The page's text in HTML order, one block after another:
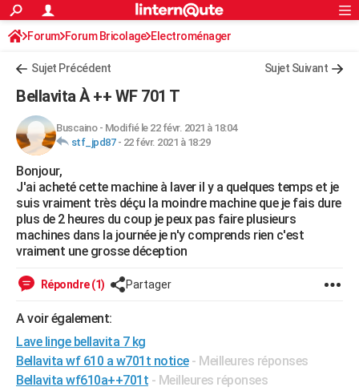
ACTUALITÉS
Politique
Société
Faits Divers
Education
Monde
Villes
+
FINANCE
Retraite
Impôts
Epargne
Immobilier
Risques naturels par ville
Banque
Assurance
Crédit
AUTO
Essais
Réserver un essai
Citadines
Berlines
SUV
Forum auto
+HIGH-TECH
Mobiles
Meilleur smartphone
Internet
Ordinateurs
Jeux vidéo
Guide high-tech
+BRICOLAGE
Forum
Aménagement intérieur
Extérieur
Cuisine
Salle de bains
Jardinage
Rangement
WEEK-END
Guides de France
Escapades
Patrimoine
Expositions
Musées
Week-end nature
LIFESTYLE
SANTE
Alimentation
Guide de la santé
Maladies
Médicaments
Sommeil
VOYAGE
Destinations
City break
Voyage nature
Voyage de noces
Forum
Climat
+PHOTO
S'inscrire
Connexion
Forum Forum Bricolage Electroménager
Sujet Précédent Sujet Suivant
Bellavita À ++ WF 701 T
Buscaino- Modifié le 22 févr. 2021 à 18:04
stf_jpd87- 22 févr. 2021 à 18:29
Bonjour,
J'ai acheté cette machine à laver il y a quelques temps et je
suis vraiment très déçu la moindre machine que je fais dure
plus de 2 heures du coup je peux pas faire plusieurs
machines dans la journée je n'y comprends rien c'est
vraiment une grosse déception
Répondre (1) Partager
A voir également:
Lave linge bellavita 7 kg
Bellavita wf 610 a w701t notice - Meilleures réponses
Bellavita wf610a++701t - Meilleures réponses